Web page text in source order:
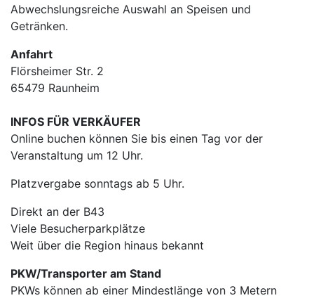
Abwechslungsreiche Auswahl an Speisen und
Getränken.
Anfahrt
Flörsheimer Str. 2
65479 Raunheim
INFOS FÜR VERKÄUFER
Online buchen können Sie bis einen Tag vor der
Veranstaltung um 12 Uhr.
Platzvergabe sonntags ab 5 Uhr.
Direkt an der B43
Viele Besucherparkplätze
Weit über die Region hinaus bekannt
PKW/Transporter am Stand
PKWs können ab einer Mindestlänge von 3 Metern